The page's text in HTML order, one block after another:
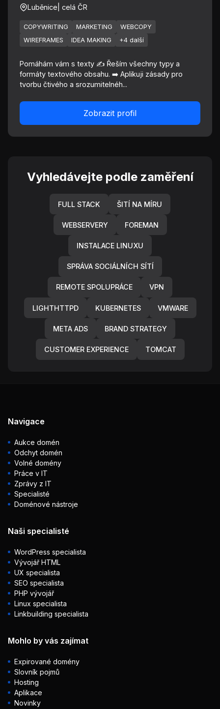
Luběnice | celá ČR
COPYWRITING MARKETING
WEBCOPY
WIREFRAMES
IDEA MAKING +4 další
Pomáhám vám s texty ✍️ Řeším všechny typy a
formáty textového obsahu. ➡️ Aplikuji zásady pro
tvorbu čtivého a srozumitelnéh...
Zobrazit profil
Vyhledávejte podle zaměření
FULL STACK ŠITÍ NA MÍRU
WEBSERVERY FOREMAN
INSTALACE LINUXU
SPRÁVA SOCIÁLNÍCH SÍTÍ
REMOTE SPOLUPRÁCE VPN
LIGHTHTTPD KUBERNETES VMWARE
META ADS BRAND STRATEGY
CUSTOMER EXPERIENCE TOMCAT
Navigace
Aukce domén
Odchyt domén
Volné domény
Práce v IT
Zprávy z IT
Specialisté
Doménové nástroje
Naši specialisté
WordPress specialista
Vývojář HTML
UX specialista
SEO specialista
PHP vývojář
Linux specialista
Linkbuilding specialista
Mohlo by vás zajímat
Expirované domény
Slovník pojmů
Hosting
Aplikace
Novinky